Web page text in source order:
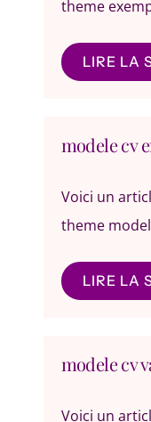
theme
LIRE LA
modele cv
Voici un
theme
LIRE LA
modele cv
Voici un